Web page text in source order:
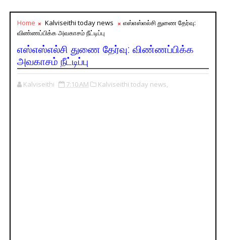
Home Kalviseithi today news
எஸ்எஸ்எல்சி துணை தேர்வு:
விண்ணப்பிக்க அவகாசம் நீட்டிப்பு
எஸ்எஸ்எல்சி துணை தேர்வு: விண்ணப்பிக்க
அவகாசம் நீட்டிப்பு
Kalviseithi 7:10 AM Kalviseithi today news,